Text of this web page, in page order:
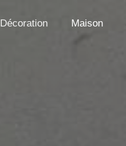
Décoration Maison